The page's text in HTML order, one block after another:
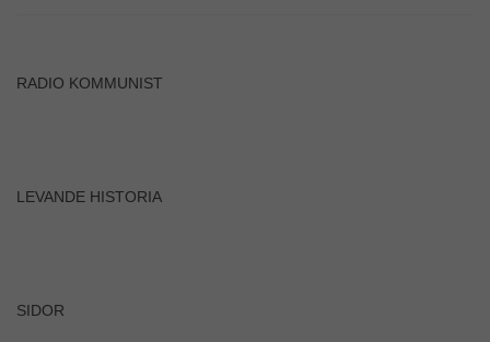
RADIO KOMMUNIST
LEVANDE HISTORIA
SIDOR